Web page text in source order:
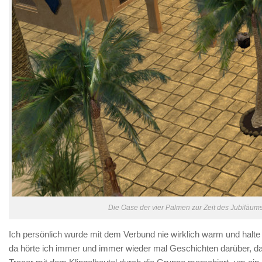
Die Oase der vier Palmen zur Zeit des
Ich persönlich wurde mit dem Verbund nie wirklich warm und
da hörte ich immer und immer wieder mal Geschichten darüber,